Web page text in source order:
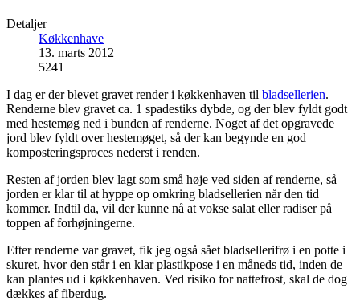
Detaljer
Køkkenhave
13. marts 2012
5241
I dag er der blevet gravet render i køkkenhaven til bladsellerien.
Renderne blev gravet ca. 1 spadestiks dybde, og der blev fyldt godt
med hestemøg ned i bunden af renderne. Noget af det opgravede
jord blev fyldt over hestemøget, så der kan begynde en god
komposteringsproces nederst i renden.
Resten af jorden blev lagt som små høje ved siden af renderne, så
jorden er klar til at hyppe op omkring bladsellerien når den tid
kommer. Indtil da, vil der kunne nå at vokse salat eller radiser på
toppen af forhøjningerne.
Efter renderne var gravet, fik jeg også sået bladsellerifrø i en potte i
skuret, hvor den står i en klar plastikpose i en måneds tid, inden de
kan plantes ud i køkkenhaven. Ved risiko for nattefrost, skal de dog
dækkes af fiberdug.